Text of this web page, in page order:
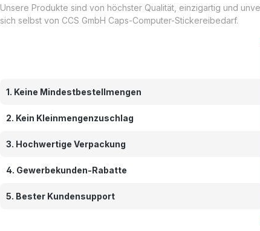
Unsere Produkte sind von höchster Qualität, einzigartig und
sich selbst von CCS GmbH Caps-Computer-Stickereibedarf.
1. Keine Mindestbestellmengen
2. Kein Kleinmengenzuschlag
3. Hochwertige Verpackung
4. Gewerbekunden-Rabatte
5. Bester Kundensupport